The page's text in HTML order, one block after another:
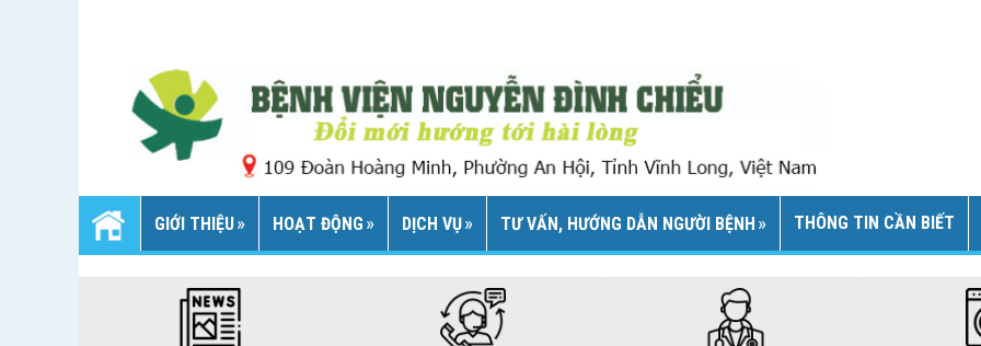
GIỚI THIỆU HOẠT ĐỘNG DỊCH VỤ TƯ VẤN, HƯỚNG DẪN NGƯỜI BỆNH THÔNG TIN CẦN BIẾT